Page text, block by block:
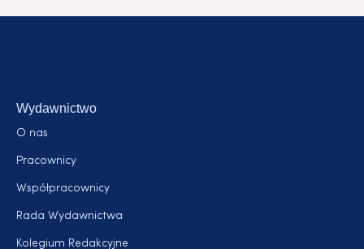
Wydawnictwo
O nas
Pracownicy
Współpracownicy
Rada Wydawnictwa
Kolegium Redakcyjne